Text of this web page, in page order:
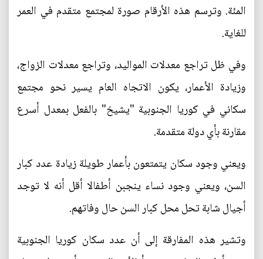
المئة. وترسم هذه الأرقام صورة لمجتمع متقدم في العمر
للغاية.
وفي ظل تراجع معدلات المواليد، وتراجع معدلات الزواج،
وزيادة الأعمار، يكون الاتجاه العام يسير نحو مجتمع
سكاني في كوريا الجنوبية "يشيخ" بالفعل بمعدل أسرع
مقارنة بأي دولة متقدمة.
ويعني وجود سكان يتمتعون بأعمار طويلة زيادة عدد كبار
السن، ويعني وجود نساء ينجبن أطفالا أقل أنه لا توجد
أجيال شابة تحل محل كبار السن حال وفاتهم.
وتشير هذه المفارقة إلى أن عدد سكان كوريا الجنوبية